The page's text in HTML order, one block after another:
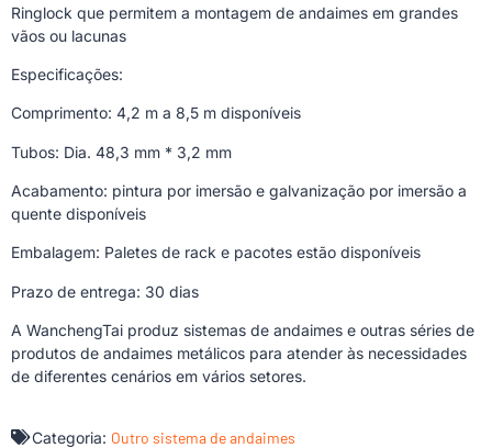
Ringlock que permitem a montagem de andaimes em grandes
vãos ou lacunas
Especificações:
Comprimento: 4,2 m a 8,5 m disponíveis
Tubos: Dia. 48,3 mm * 3,2 mm
Acabamento: pintura por imersão e galvanização por imersão a
quente disponíveis
Embalagem: Paletes de rack e pacotes estão disponíveis
Prazo de entrega: 30 dias
A WanchengTai produz sistemas de andaimes e outras séries de
produtos de andaimes metálicos para atender às necessidades
de diferentes cenários em vários setores.
Categoria: Outro sistema de andaimes